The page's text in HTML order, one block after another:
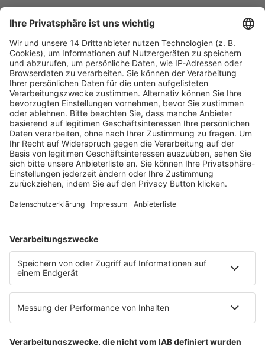
Fachmedien Recht und Wirtschaft
Ein Fachbereich der
dfv Mediengruppe
Mainzer Landstr. 251
60326 Frankfurt am Main
E-Mail:info@ruw.de
Web:https://www.ruw.de
AGB
Datenschutzerklärung
Genderhinweis
Cookie-Einstellungen